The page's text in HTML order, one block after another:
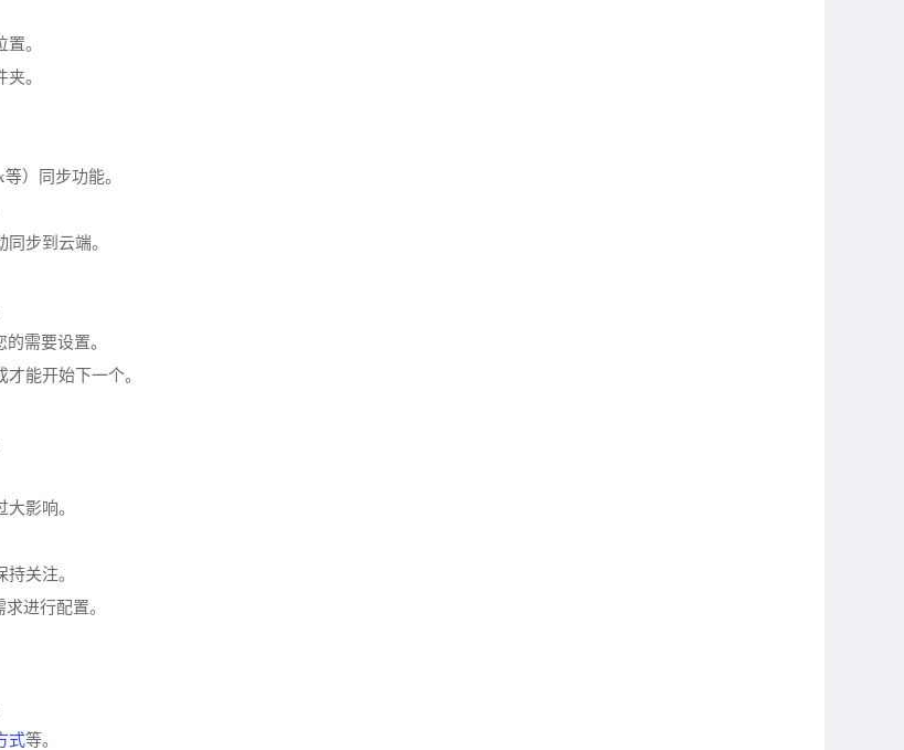
。
。
）同步功能。
步到云端。
需要设置。
能开始下一个。
影响。
关注。
进行配置。
式等。